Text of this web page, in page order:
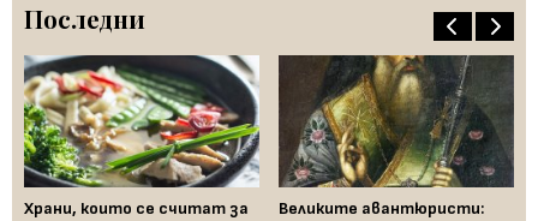
Последни
Храни, които се считат за
Великите авантюристи: